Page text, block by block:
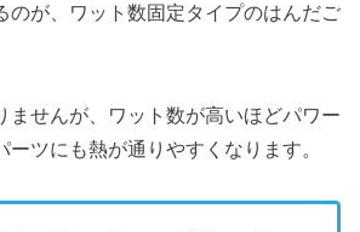
のが、ワット数固定タイプのはんだご
ませんが、ワット数が高いほどパワー
ーツにも熱が通りやすくなります。